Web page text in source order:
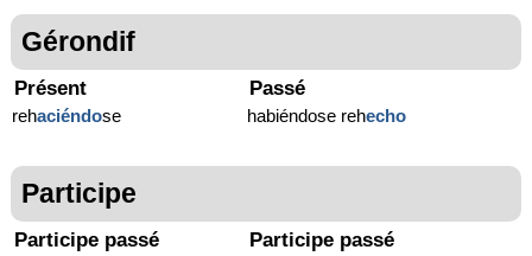
Gérondif
Présent
rehaciéndose
Passé
habiéndose rehecho
Participe
Participe passé Participe passé